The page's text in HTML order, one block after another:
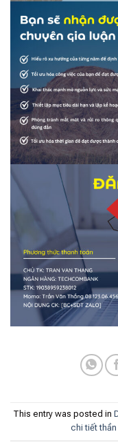
This entry was posted in
chi tiết